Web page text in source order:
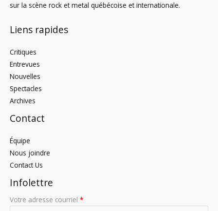
sur la scène rock et metal québécoise et internationale.
Liens rapides
Critiques
Entrevues
Nouvelles
Spectacles
Archives
Contact
Équipe
Nous joindre
Contact Us
Infolettre
Votre adresse courriel *